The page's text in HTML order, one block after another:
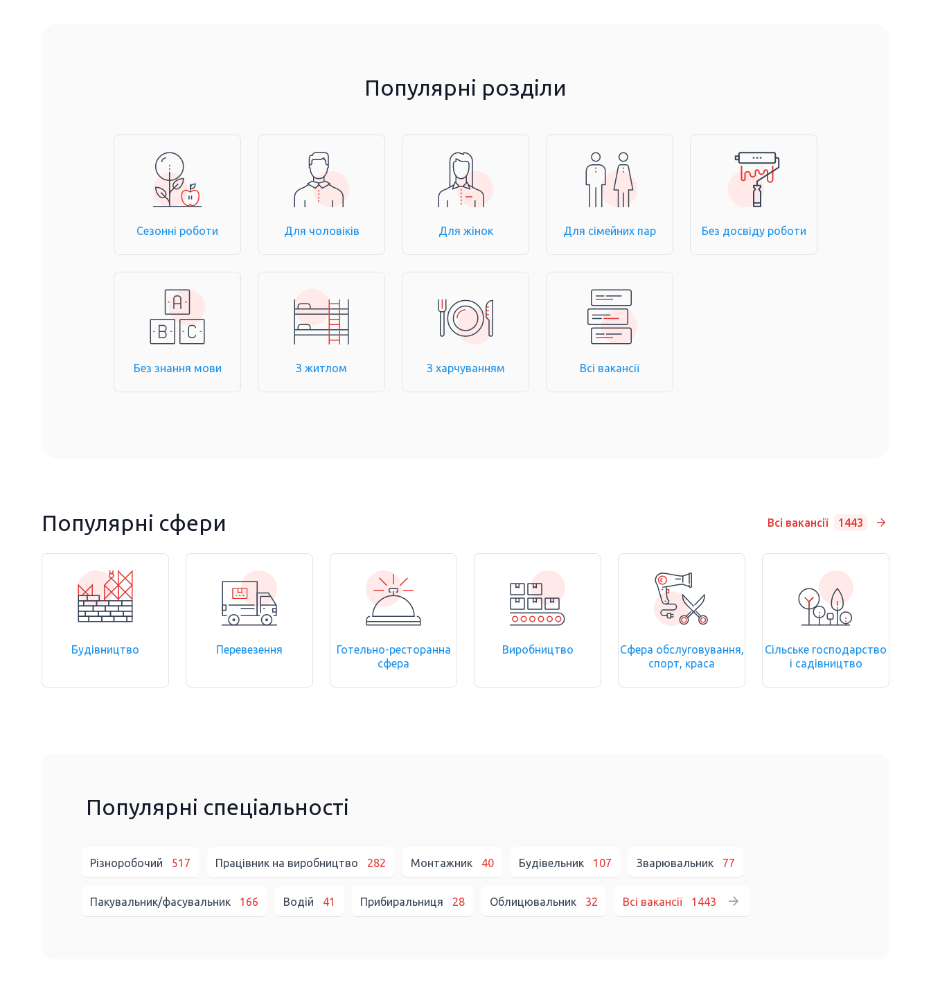
Популярні розділи
Сезонні роботи Для чоловіків Для жінок Для сімейних пар Без досвіду роботи
Без знання мови З житлом З харчуванням Всі вакансії
Популярні сфери Всі вакансії 1443
Будівництво Перевезення
Готельно-ресторанна
сфера
Виробництво
Сфера обслуговування,
спорт, краса
Сільське господарство
і садівництво
Популярні спеціальності
Різноробочий 517 Працівник на виробництво 282 Монтажник 40 Будівельник 107 Зварювальник 77
Пакувальник/фасувальник 166 Водій 41 Прибиральниця 28 Облицювальник 32 Всі вакансії 1443